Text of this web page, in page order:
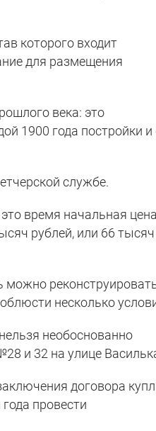
которого входит
для размещения
века: это
1900 года постройки
службе.
время начальная
рублей, или 66 тысяч
можно
несколько
необоснованно
и 32 на улице
договора
провести